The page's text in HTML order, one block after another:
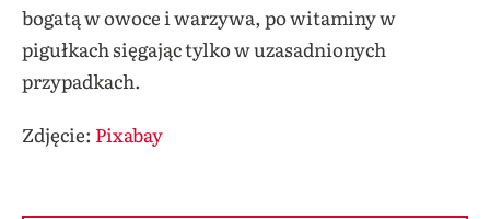
bogatą w owoce i warzywa, po witaminy w
pigułkach sięgając tylko w uzasadnionych
przypadkach.
Zdjęcie: Pixabay